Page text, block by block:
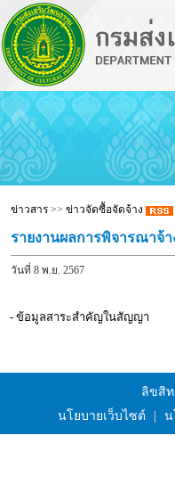
ข่าวสาร>> ข่าวจัดซื้อจัดจ้าง
รายงานผลการพิจารณาจ้
วันที่ 8 พ.ย. 2567
- ข้อมูลสาระสำคัญในสัญญา
ลิขสิ
นโยบายเว็บไซต์
น